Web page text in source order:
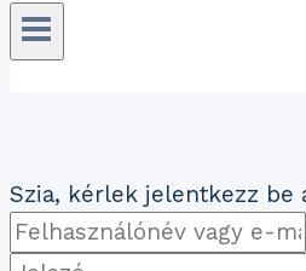
Szia, kérlek jelentkezz be